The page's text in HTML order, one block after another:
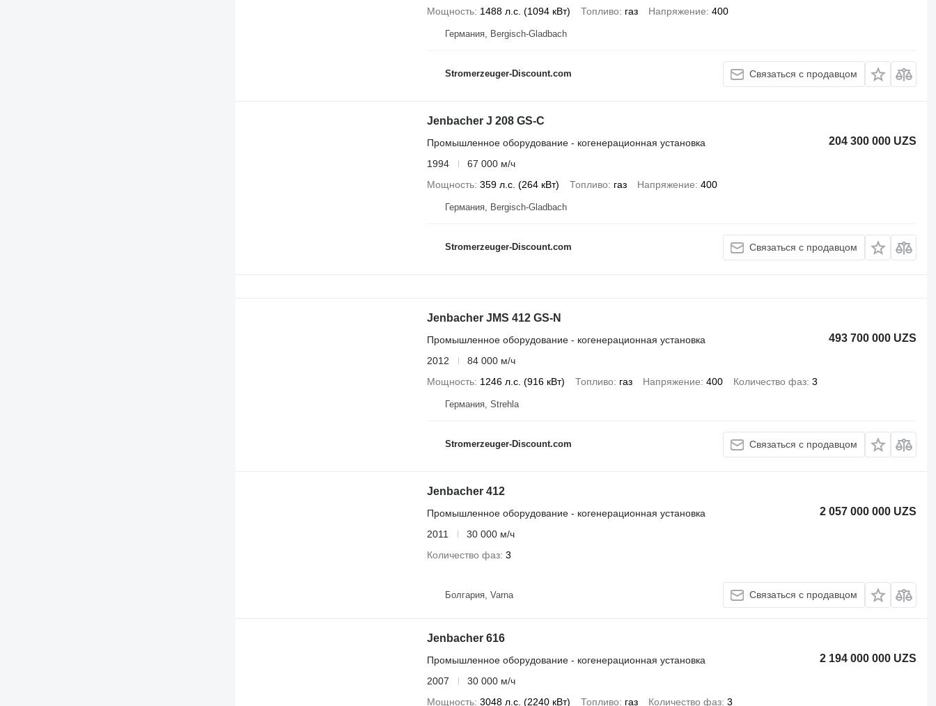
Мощность 1488 л.с. (1094 кВт) Топливо газ Напряжение 400
Германия, Bergisch-Gladbach
Stromerzeuger-Discount.com Связаться с продавцом
Jenbacher J 208 GS-C
204 300 000 UZS
Промышленное оборудование - когенерационная установка
1994
67 000 м/ч
Мощность 359 л.с. (264 кВт) Топливо газ Напряжение 400
Германия, Bergisch-Gladbach
Stromerzeuger-Discount.com Связаться с продавцом
Jenbacher JMS 412 GS-N
493 700 000 UZS
Промышленное оборудование - когенерационная установка
2012
84 000 м/ч
Мощность 1246 л.с. (916 кВт) Топливо газ Напряжение 400 Количество фаз 3
Германия, Strehla
Stromerzeuger-Discount.com Связаться с продавцом
Jenbacher 412
2 057 000 000 UZS
Промышленное оборудование - когенерационная установка
2011
30 000 м/ч
Количество фаз 3
Болгария, Varna Связаться с продавцом
Jenbacher 616
2 194 000 000 UZS
Промышленное оборудование - когенерационная установка
2007
30 000 м/ч
Мощность 3048 л.с. (2240 кВт) Топливо газ Количество фаз 3